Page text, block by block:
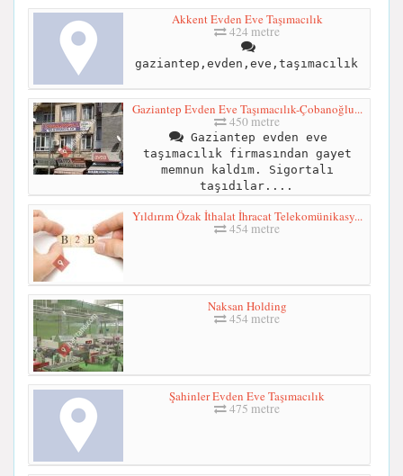
Akkent Evden Eve Taşımacılık
424 metre
gaziantep,evden,eve,taşımacılık
Gaziantep Evden Eve Taşımacılık-Çobanoğlu...
450 metre
Gaziantep evden eve
taşımacılık firmasından gayet
memnun kaldım. Sigortalı
taşıdılar....
Yıldırım Özak İthalat İhracat Telekomünikasy...
454 metre
Naksan Holding
454 metre
Şahinler Evden Eve Taşımacılık
475 metre